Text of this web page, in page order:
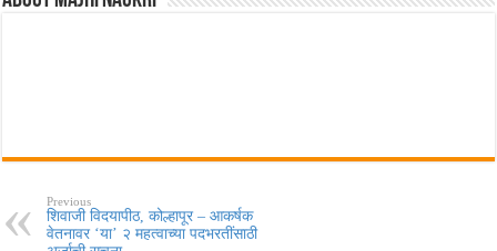
Previous
शिवाजी विदयापीठ, कोल्हापूर – आकर्षक
वेतनावर ‘या’ २ महत्वाच्या पदभरतींसाठी